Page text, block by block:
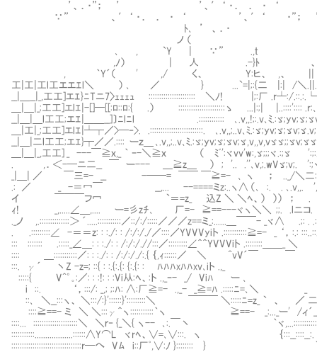
’、．・”； ’ ’、′‘ ・． ．
∵” 、′‘ ・． ． ・ ‘ ’、′‘ ・”； ”
ﾄ､ ’ 、．・
ノ （ |::|
､ , `Y | ∵” .,ｔ |::|
,ﾉ） | 人 .-}ﾄ 、 ト､ /Ｔ
, ｀Y´（ ' ,/ く、 Y:ヒ、 ,、 || r┘.:|-
工|工|工l工エエｴl＼ ） ､ ／ } ...`=|;:{二 |:| /＼.||...::/〉
__|＿__|_,工工]エｴ}ﾆTニ7〉ｪｪｪｭ :::::::::::::::::::::: ＼ﾉ! |;:厂 .r┴:/
＿|＿|_;工工]エlｴ|-[]─[[:ﾛ::ﾛ:{ .） ::::::::::::::::::::::ゝ ...|:;| |..::::':::: .r:､
__|＿|＿l工工;エｴ|＿＿__]〕ﾆlﾆl .:::::::::::: ､.v,,!;:.v､ﾐ.:ゞ;yv;ゞ;ゞ
＿|工|_;工工]エlｴ|┴┬／>─‐>. .:::::::::::::::::::::::::. ､.v,,;..v､ﾐ.:ゞ;yv;ゞ;ゞv;ゞ
__|＿|二l工工;エｴ}┬／／.:::: ーｚ＿ ､.v,,;..v､ﾐ.:ゞ;yv;ゞ;ゞv;ゞ,v,,v,vゞゞ;;
＿|＿|_,工工] _ ---￣≧ｘ,_ ｀ ｰ-＼≧ｘ （ ﾐﾞ':ヾvv'w:,ゞ;;;ヾ.:;ゞ
. ,．＜-─ニ二__ ￣ ー--- ＿≧z＿ ） ; '.. .''､v,;.wVゞ;v;. ':;ヾ::.:ｿ
_|＿| ／ ￣三=- __ -──= ￣￣ ￣≧=- ､ ヽ ； .._/＼二:
.: ／ _ -＝冖￣ __,... --====ミz:..ヽ∧ （､ :. . ､
イ ￣￣￣フ冖 `＝=z_ 込Z ＼ ＼ﾍ、） ））
ｨ! _,.....∠＿,.... ー=彡zﾁ､ 厂=- ≧==---ヾヽ＼＼ ;;. .lニ
._ノ ,.::::::::::::::＞ ´.....:::::::::::／::/:/:::::／／／z==ミ_:......＿￣￣- _ヾ
. .:::::::::∠ -＝＝z: : :./: : /:/:/./／::::／YVVVyiト .:::::::::::≧=- _ ‘， :.:
::: ::::::: .:::::_∠＿: : :./: : /:/:/.//:::／:::::::::∠＾＾YVVViト .::::::::＿＿_ ＼
:::: ＿:::::::::::／: : :./: : /:/:/./:.{ ｛,ｨ::::::／ ＼ ^vV´￣ ￣
:::. γ´ 丶Z -z=; ::{ : :.{:.{: {:.{: : Ⅵﾊﾊﾊxﾊﾊxv､iト .,_
:::::{ V^゜｡:／: : :!: : :Vi从:ﾍ、:ト .,_ｰ- _/ Viﾊ ー ､
i ::. ‘，:::/: _,; ;:ﾊ: ∧:厂≧=- .,_- _≧=ﾊ .:::::ﾆ=､＼ _
::､ ＼__:::ヽ、 ＼:::/:}'::::::}':::::::::＼ ￣￣￣ ＼:::::ﾆ=z_ ` 、 ／
::::≧==- ミ ＼ ＼:::γ＾ヽ:::::::::::｀ヽ ≧==- _:..._ー' /ィ´__ヾ
::::... :::::::::::::::::::::＼ ＼ｒ‐ {_＼{ ヽ-- ､:.￣丶 ｀ヾ,...:::::::::::
:::::::::::..................::::::∧Y⌒L ヾrﾍ、∨=､∨:::. ヽ ｛:::__::::__:.
:::::::::::::::::::::::::::::::::r─へ Vﾑ i::厂ﾟ,∨:ﾉ }:::::::: } Ⅵ `